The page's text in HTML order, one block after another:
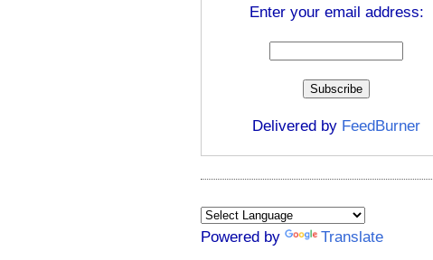
Enter your email address:
Delivered by FeedBurner
Powered by Translate